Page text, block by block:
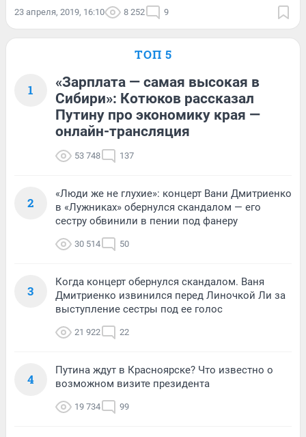
23 апреля, 2019, 16:10 8 252 9
ТОП 5
1
«Зарплата — самая высокая в
Сибири»: Котюков рассказал
Путину про экономику края —
онлайн-трансляция
53 748 137
2
«Люди же не глухие»: концерт Вани Дмитриенко
в «Лужниках» обернулся скандалом — его
сестру обвинили в пении под фанеру
30 514 50
3
Когда концерт обернулся скандалом. Ваня
Дмитриенко извинился перед Линочкой Ли за
выступление сестры под ее голос
21 922 22
4
Путина ждут в Красноярске? Что известно о
возможном визите президента
19 734 99